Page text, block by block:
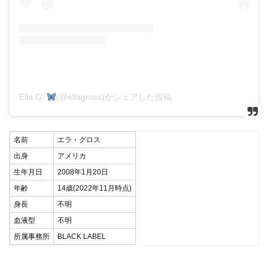
Ella G. (@ellagross)がシェアした投稿
名前
エラ・グロス
出身
アメリカ
生年月日
2008年1月20日
年齢
14歳(2022年11月時点)
身長
不明
血液型
不明
所属事務所
BLACK LABEL